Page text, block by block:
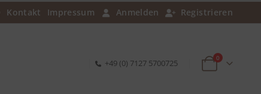
Kontakt Impressum Anmelden Registrieren
+49 (0) 7127 5700725
0